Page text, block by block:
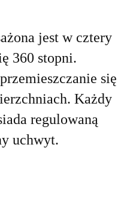
jest w cztery
360 stopni.
się
Każdy
regulowaną
uchwyt.